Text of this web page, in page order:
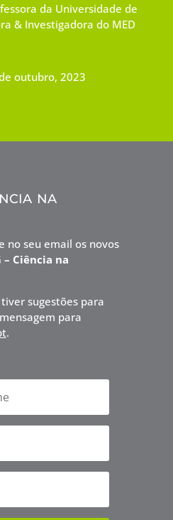
da Universidade de
& Investigadora do MED
outubro, 2023
na
no seu email os novos
– Ciência na
sugestões para
para
.